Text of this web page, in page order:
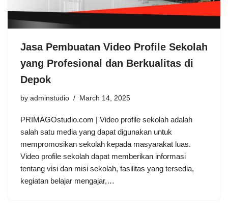
Jasa Pembuatan Video Profile Sekolah
yang Profesional dan Berkualitas di
Depok
by adminstudio March 14, 2025
PRIMAGOstudio.com | Video profile sekolah adalah
salah satu media yang dapat digunakan untuk
mempromosikan sekolah kepada masyarakat luas.
Video profile sekolah dapat memberikan informasi
tentang visi dan misi sekolah, fasilitas yang tersedia,
kegiatan belajar mengajar,…